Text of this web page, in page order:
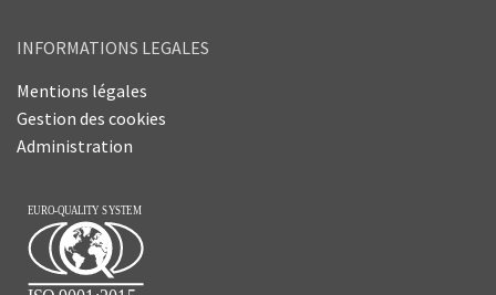
INFORMATIONS LEGALES
Mentions légales
Gestion des cookies
Administration